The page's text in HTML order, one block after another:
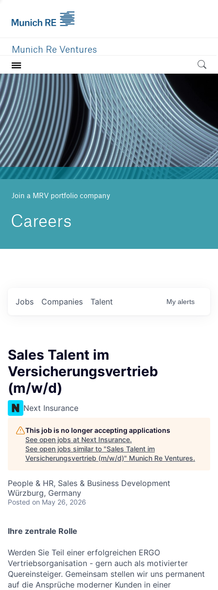
Munich Re Ventures
Home
Our value
Portfolio
Investment areas
Team
News
Join a MRV portfolio company
Careers
Jobs Companies Talent My alerts
Sales Talent im
Versicherungsvertrieb
(m/w/d)
Next Insurance
This job is no longer accepting applications
See open jobs at Next Insurance.
See open jobs similar to "Sales Talent im
Versicherungsvertrieb (m/w/d)" Munich Re Ventures.
People & HR, Sales & Business Development
Würzburg, Germany
Posted on May 26, 2026
Ihre zentrale Rolle
Werden Sie Teil einer erfolgreichen ERGO
Vertriebsorganisation - gern auch als motivierter
Quereinsteiger. Gemeinsam stellen wir uns permanent
auf die Ansprüche moderner Kunden in einer